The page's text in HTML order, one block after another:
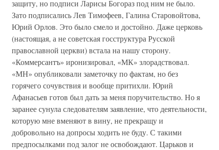
защиту, но подписи Ларисы Богораз под ним не было.
Зато подписались Лев Тимофеев, Галина Старовойтова,
Юрий Орлов. Это было смело и достойно. Даже церковь
(настоящая, а не советская госструктура Русской
православной церкви) встала на нашу сторону.
«Коммерсантъ» иронизировал, «МК» злорадствовал.
«МН» опубликовали заметочку по фактам, но без
горячего сочувствия и вообще притихли. Юрий
Афанасьев готов был дать за меня поручительство. Но я
заранее сунула следователям заявление, что деятельности,
которую мне вменяют в вину, не прекращу и
добровольно на допросы ходить не буду. С такими
предпосылками под залог не освобождают. Царьков и